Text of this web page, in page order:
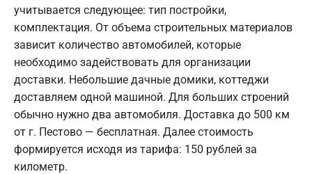
учитывается следующее: тип постройки,
комплектация. От объема строительных материалов
зависит количество автомобилей, которые
необходимо задействовать для организации
доставки. Небольшие дачные домики, коттеджи
доставляем одной машиной. Для больших строений
обычно нужно два автомобиля. Доставка до 500 км
от г. Пестово — бесплатная. Далее стоимость
формируется исходя из тарифа: 150 рублей за
километр.